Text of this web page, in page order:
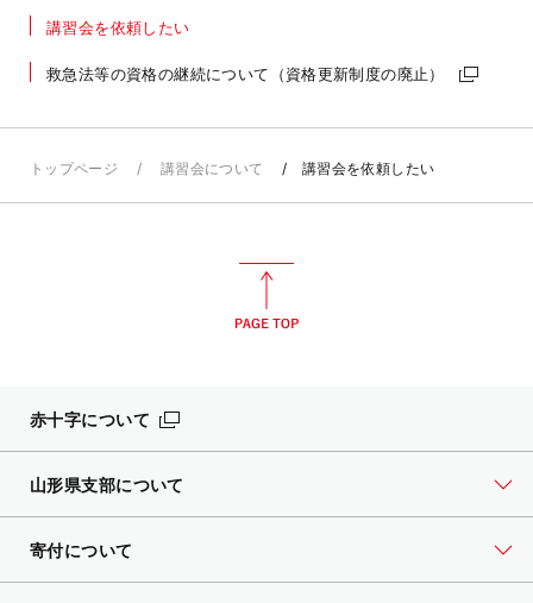
講習会を依頼したい
救急法等の資格の継続について（資格更新制度の廃止）
トップページ 講習会について 講習会を依頼したい
赤十字について
山形県支部について
寄付について